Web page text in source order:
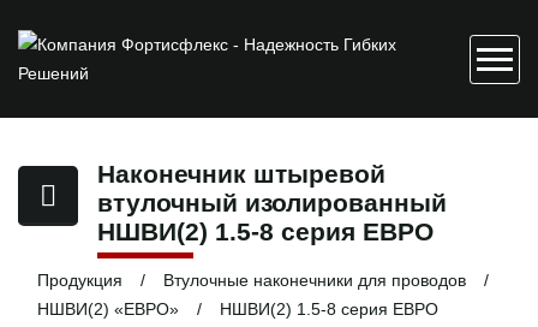
Наконечник штыревой
втулочный изолированный
НШВИ(2) 1.5-8 серия ЕВРО
Продукция
Втулочные наконечники для проводов
НШВИ(2) «ЕВРО»
НШВИ(2) 1.5-8 серия ЕВРО